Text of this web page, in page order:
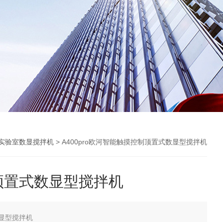
验室数显搅拌机 > A400pro欧河智能触摸控制顶置式数显型搅拌机
式数显型搅拌机
型搅拌机